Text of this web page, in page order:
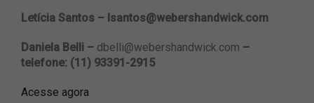
Letícia Santos – lsantos@webershandwick.com
Daniela Belli – dbelli@webershandwick.com –
telefone: (11) 93391-2915
Acesse agora